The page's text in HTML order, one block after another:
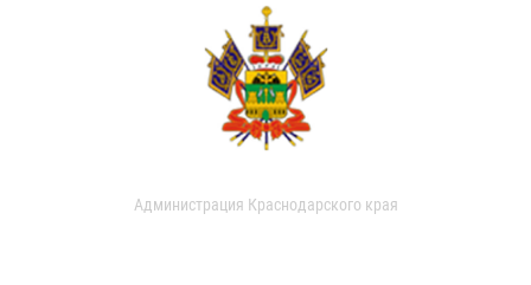
Администрация Краснодарского края